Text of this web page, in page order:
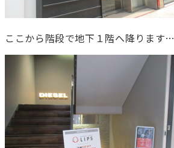
ここから階段で地下１階へ降ります…